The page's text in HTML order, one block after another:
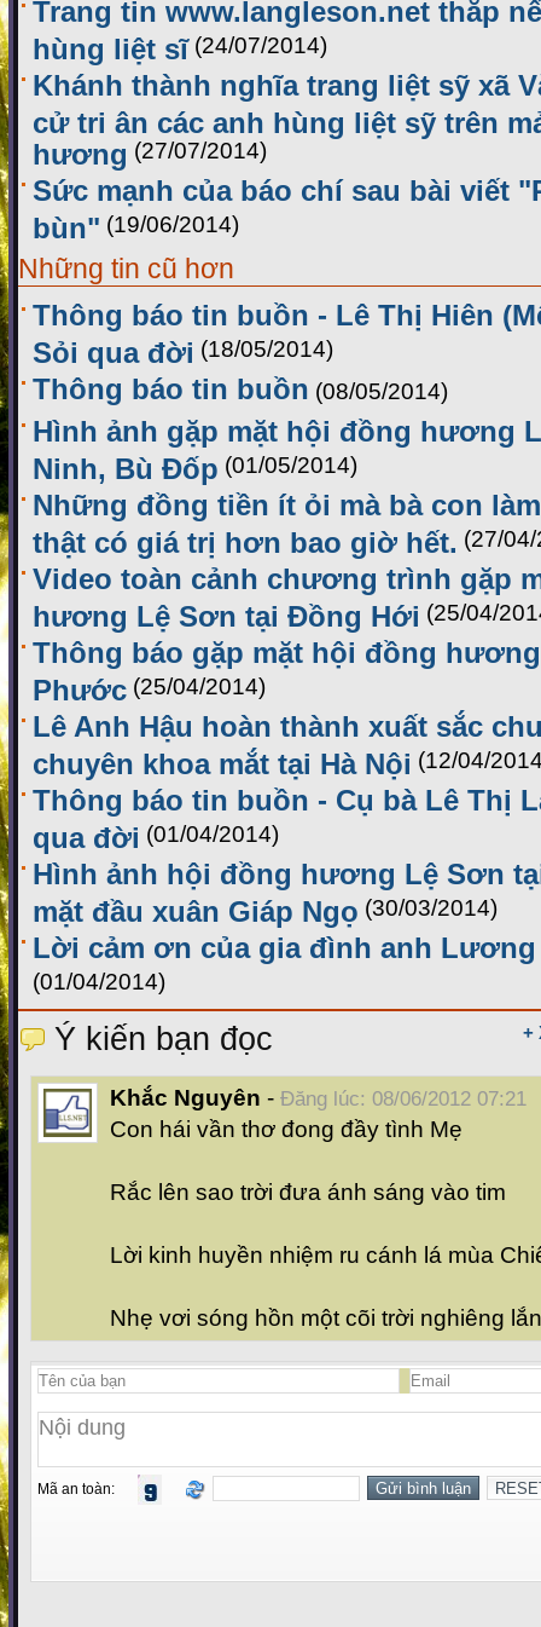
Trang tin www.langleson.net thắp
hùng liệt sĩ (24/07/2014)
Khánh thành nghĩa trang liệt sỹ xã
cử tri ân các anh hùng liệt sỹ trên
hương (27/07/2014)
Sức mạnh của báo chí sau bài viết
bùn" (19/06/2014)
Những tin cũ hơn
Thông báo tin buồn - Lê Thị Hiên
Sỏi qua đời (18/05/2014)
Thông báo tin buồn (08/05/2014)
Hình ảnh gặp mặt hội đồng hương
Ninh, Bù Đốp (01/05/2014)
Những đồng tiền ít ỏi mà bà con
thật có giá trị hơn bao giờ hết. (27/
Video toàn cảnh chương trình gặp
hương Lệ Sơn tại Đồng Hới (25/04/
Thông báo gặp mặt hội đồng
Phước (25/04/2014)
Lê Anh Hậu hoàn thành xuất sắc
chuyên khoa mắt tại Hà Nội (12/04/
Thông báo tin buồn - Cụ bà Lê Thị
qua đời (01/04/2014)
Hình ảnh hội đồng hương Lệ Sơn
mặt đầu xuân Giáp Ngọ (30/03/2014)
Lời cảm ơn của gia đình anh Lương
(01/04/2014)
+
Ý kiến bạn đọc
Khắc Nguyên - Đăng lúc: 08/06/2012 07:21
Con hái vần thơ đong đầy tình Mẹ
Rắc lên sao trời đưa ánh sáng vào tim
Lời kinh huyền nhiệm ru cánh lá mùa
Nhẹ vơi sóng hồn một cõi trời nghiêng
Mã an toàn: